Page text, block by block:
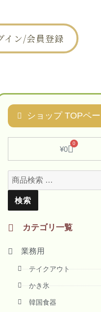
イン/会員登録
ショップ TOPペ
¥0
0
検索
カテゴリ一覧
業務用
テイクアウト
かき氷
韓国食器